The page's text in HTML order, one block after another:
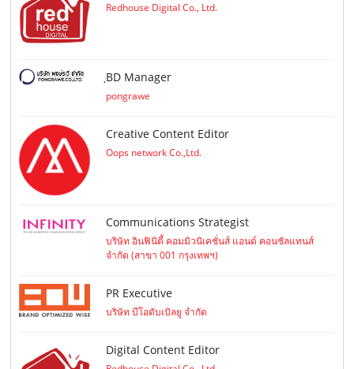
Redhouse Digital Co., Ltd.
ฺBD Manager
pongrawe
Creative Content Editor
Oops network Co.,Ltd.
Communications Strategist
บริษัท อินฟินิตี้ คอมมิวนิเคชั่นส์ แอนด์ คอนซัลแทนส์
จำกัด (สาขา 001 กรุงเทพฯ)
PR Executive
บริษัท บีโอดับเบิลยู จำกัด
Digital Content Editor